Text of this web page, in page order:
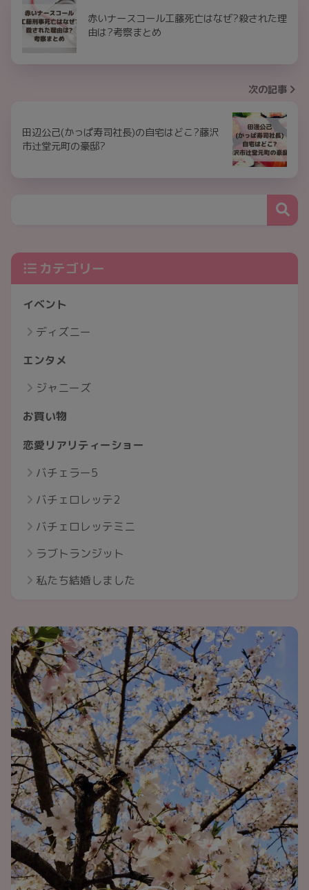
赤いナースコール工藤死亡はなぜ?殺された理
由は?考察まとめ
次の記事
田辺公己(かっぱ寿司社長)の自宅はどこ?藤沢
市辻堂元町の豪邸?
カテゴリー
イベント
ディズニー
エンタメ
ジャニーズ
お買い物
恋愛リアリティーショー
バチェラー5
バチェロレッテ2
バチェロレッテミニ
ラブトランジット
私たち結婚しました